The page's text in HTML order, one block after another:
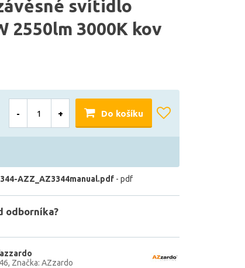
svítidlo
2550lm 3000K kov
- + Do košíku
AZZ_AZ3344manual.pdf - pdf
odborníka?
Značka: AZzardo